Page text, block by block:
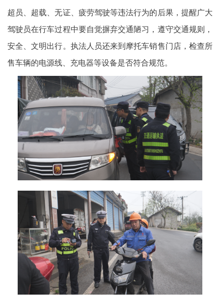
超员、超载、无证、疲劳驾驶等违法行为的后果，提醒广大
驾驶员在行车过程中要自觉摒弃交通陋习，遵守交通规则，
安全、文明出行。执法人员还来到摩托车销售门店，检查所
售车辆的电源线、充电器等设备是否符合规范。